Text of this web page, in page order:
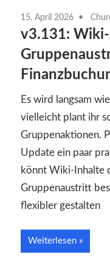
15. April 2026
v3.131:
Es wird langsam
vielleicht plant ihr
Gruppenaktionen.
Update ein paar
könnt Wiki-Inhalte
Gruppenaustritt
flexibler gestalten
Weiterlesen